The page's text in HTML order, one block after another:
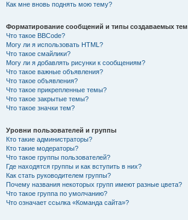
Как мне вновь поднять мою тему?
Форматирование сообщений и типы создаваемых тем
Что такое BBCode?
Могу ли я использовать HTML?
Что такое смайлики?
Могу ли я добавлять рисунки к сообщениям?
Что такое важные объявления?
Что такое объявления?
Что такое прикрепленные темы?
Что такое закрытые темы?
Что такое значки тем?
Уровни пользователей и группы
Кто такие администраторы?
Кто такие модераторы?
Что такое группы пользователей?
Где находятся группы и как вступить в них?
Как стать руководителем группы?
Почему названия некоторых групп имеют разные цвета?
Что такое группа по умолчанию?
Что означает ссылка «Команда сайта»?